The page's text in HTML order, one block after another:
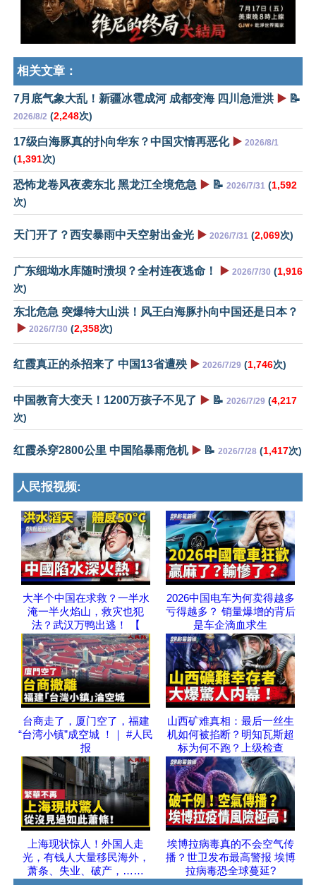
相关文章：
7月底气象大乱！新疆冰雹成河 成都变海 四川急泄洪 ▶️ 📝
2026/8/2 (2,248次)
17级白海豚真的扑向华东？中国灾情再恶化 ▶️ 2026/8/1
(1,391次)
恐怖龙卷风夜袭东北 黑龙江全境危急 ▶️ 📝 2026/7/31 (1,592
次)
天门开了？西安暴雨中天空射出金光 ▶️ 2026/7/31 (2,069次)
广东细坳水库随时溃坝？全村连夜逃命！ ▶️ 2026/7/30 (1,916
次)
东北危急 突爆特大山洪！风王白海豚扑向中国还是日本？
▶️ 2026/7/30 (2,358次)
红霞真正的杀招来了 中国13省遭殃 ▶️ 2026/7/29 (1,746次)
中国教育大变天！1200万孩子不见了 ▶️ 📝 2026/7/29 (4,217
次)
红霞杀穿2800公里 中国陷暴雨危机 ▶️ 📝 2026/7/28 (1,417次)
人民报视频:
大半个中国在求救？一半水
淹一半火焰山，救灾也犯
法？武汉万鸭出逃！ 【
2026中国电车为何卖得越多
亏得越多？ 销量爆增的背后
是车企滴血求生
台商走了，厦门空了，福建
“台湾小镇”成空城 ！｜ #人民
报
山西矿难真相：最后一丝生
机如何被掐断？明知瓦斯超
标为何不跑？上级检查
上海现状惊人！外国人走
光，有钱人大量移民海外，
萧条、失业、破产，……
埃博拉病毒真的不会空气传
播？世卫发布最高警报 埃博
拉病毒恐全球蔓延?